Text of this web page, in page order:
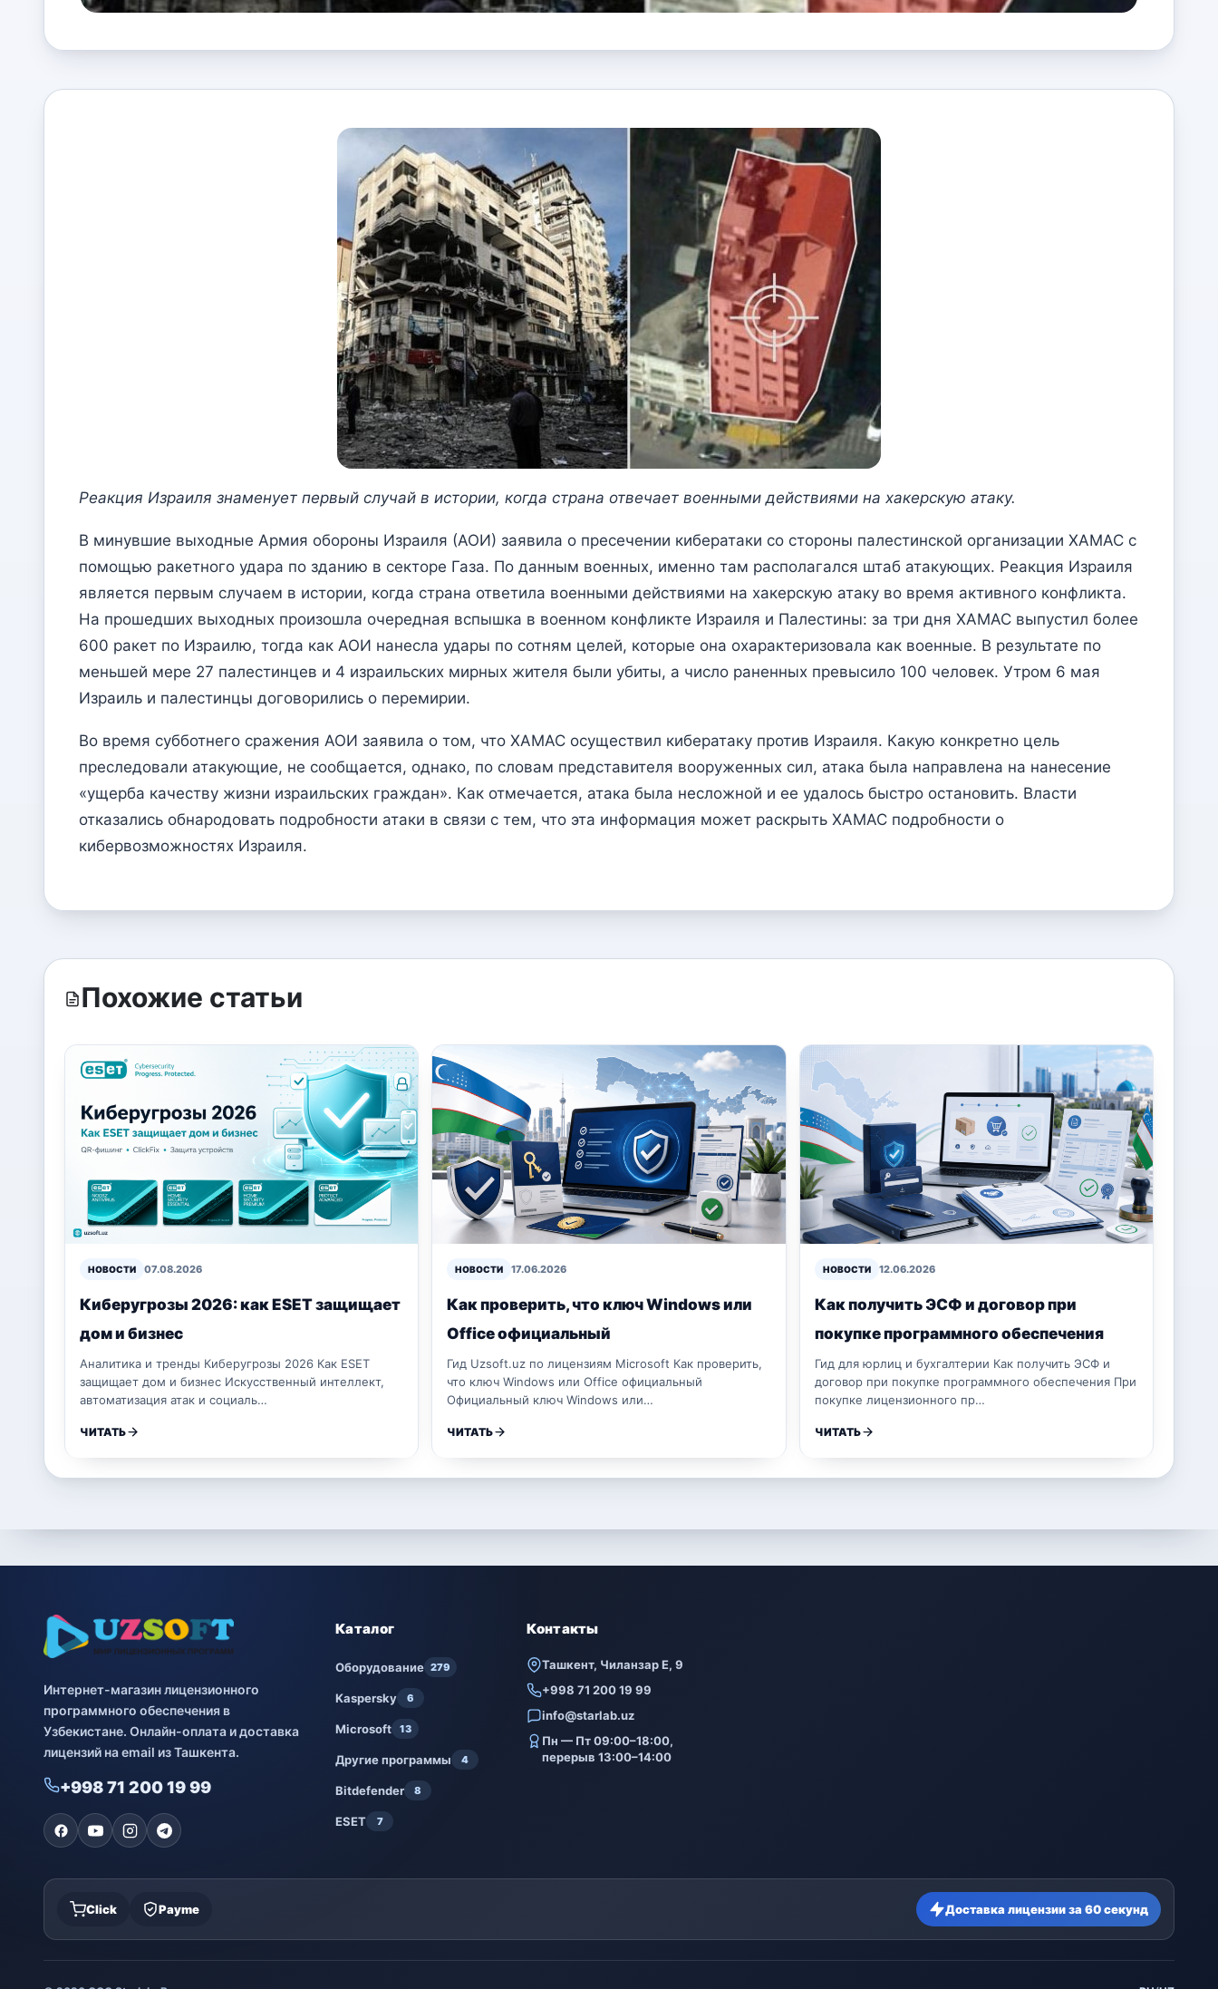
Реакция Израиля знаменует первый случай в истории, когда страна отвечает военными действиями на хакерскую атаку.
В минувшие выходные Армия обороны Израиля (АОИ) заявила о пресечении кибератаки со стороны палестинской организации ХАМАС с
помощью ракетного удара по зданию в секторе Газа. По данным военных, именно там располагался штаб атакующих. Реакция Израиля
является первым случаем в истории, когда страна ответила военными действиями на хакерскую атаку во время активного конфликта.
На прошедших выходных произошла очередная вспышка в военном конфликте Израиля и Палестины: за три дня ХАМАС выпустил более
600 ракет по Израилю, тогда как АОИ нанесла удары по сотням целей, которые она охарактеризовала как военные. В результате по
меньшей мере 27 палестинцев и 4 израильских мирных жителя были убиты, а число раненных превысило 100 человек. Утром 6 мая
Израиль и палестинцы договорились о перемирии.
Во время субботнего сражения АОИ заявила о том, что ХАМАС осуществил кибератаку против Израиля. Какую конкретно цель
преследовали атакующие, не сообщается, однако, по словам представителя вооруженных сил, атака была направлена на нанесение
«ущерба качеству жизни израильских граждан». Как отмечается, атака была несложной и ее удалось быстро остановить. Власти
отказались обнародовать подробности атаки в связи с тем, что эта информация может раскрыть ХАМАС подробности о
кибервозможностях Израиля.
Похожие статьи
НОВОСТИ 07.08.2026
Киберугрозы 2026: как ESET защищает
дом и бизнес
Аналитика и тренды Киберугрозы 2026 Как ESET
защищает дом и бизнес Искусственный интеллект,
автоматизация атак и социаль…
ЧИТАТЬ
НОВОСТИ 17.06.2026
Как проверить, что ключ Windows или
Office официальный
Гид Uzsoft.uz по лицензиям Microsoft Как проверить,
что ключ Windows или Office официальный
Официальный ключ Windows или…
ЧИТАТЬ
НОВОСТИ 12.06.2026
Как получить ЭСФ и договор при
покупке программного обеспечения
Гид для юрлиц и бухгалтерии Как получить ЭСФ и
договор при покупке программного обеспечения При
покупке лицензионного пр…
ЧИТАТЬ
Интернет-магазин лицензионного
программного обеспечения в
Узбекистане. Онлайн-оплата и доставка
лицензий на email из Ташкента.
+998 71 200 19 99
Каталог
Оборудование 279
Kaspersky 6
Microsoft 13
Другие программы 4
Bitdefender 8
ESET 7
Контакты
Ташкент, Чиланзар Е, 9
+998 71 200 19 99
info@starlab.uz
Пн — Пт 09:00–18:00,
перерыв 13:00–14:00
Click Payme Доставка лицензии за 60 секунд